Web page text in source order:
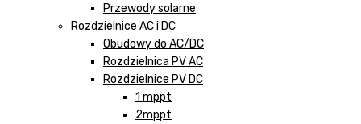
Przewody solarne
Rozdzielnice AC i DC
Obudowy do AC/DC
Rozdzielnica PV AC
Rozdzielnice PV DC
1 mppt
2mppt